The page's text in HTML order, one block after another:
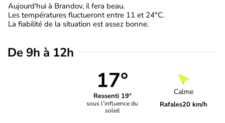
Aujourd'hui à Brandov, il fera beau.
Les températures fluctueront entre 11 et 24°C.
La fiabilité de la situation est assez bonne.
De 9h à 12h
17°
Ressenti 19°
sous l’influence du
soleil
Calme
Rafales20 km/h